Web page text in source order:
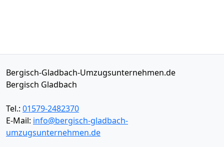
Bergisch-Gladbach-Umzugsunternehmen.de
Bergisch Gladbach
Tel.: 01579-2482370
E-Mail: info@bergisch-gladbach-
umzugsunternehmen.de